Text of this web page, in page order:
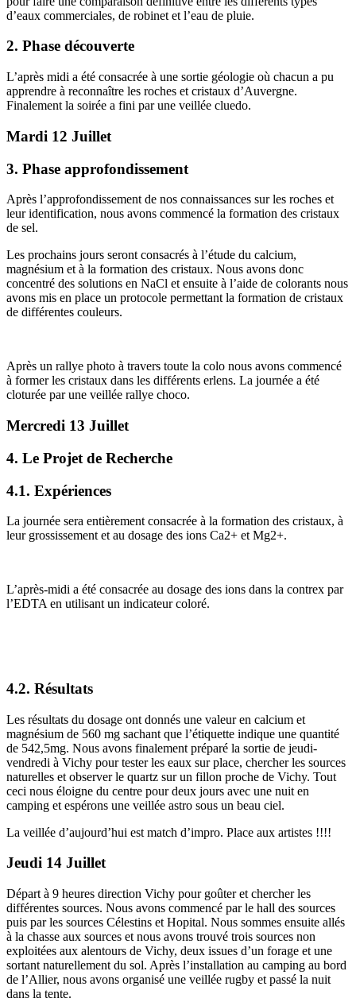
d’eaux commerciales, de robinet et l’eau de pluie.
2. Phase découverte
L’après midi a été consacrée à une sortie géologie où chacun a pu
apprendre à reconnaître les roches et cristaux d’Auvergne.
Finalement la soirée a fini par une veillée cluedo.
Mardi 12 Juillet
3. Phase approfondissement
Après l’approfondissement de nos connaissances sur les roches et
leur identification, nous avons commencé la formation des cristaux
de sel.
Les prochains jours seront consacrés à l’étude du calcium,
magnésium et à la formation des cristaux. Nous avons donc
concentré des solutions en NaCl et ensuite à l’aide de colorants nous
avons mis en place un protocole permettant la formation de cristaux
de différentes couleurs.
Après un rallye photo à travers toute la colo nous avons commencé
à former les cristaux dans les différents erlens. La journée a été
cloturée par une veillée rallye choco.
Mercredi 13 Juillet
4. Le Projet de Recherche
4.1. Expériences
La journée sera entièrement consacrée à la formation des cristaux, à
leur grossissement et au dosage des ions Ca2+ et Mg2+.
L’après-midi a été consacrée au dosage des ions dans la contrex par
l’EDTA en utilisant un indicateur coloré.
4.2. Résultats
Les résultats du dosage ont donnés une valeur en calcium et
magnésium de 560 mg sachant que l’étiquette indique une quantité
de 542,5mg. Nous avons finalement préparé la sortie de jeudi-
vendredi à Vichy pour tester les eaux sur place, chercher les sources
naturelles et observer le quartz sur un fillon proche de Vichy. Tout
ceci nous éloigne du centre pour deux jours avec une nuit en
camping et espérons une veillée astro sous un beau ciel.
La veillée d’aujourd’hui est match d’impro. Place aux artistes !!!!
Jeudi 14 Juillet
Départ à 9 heures direction Vichy pour goûter et chercher les
différentes sources. Nous avons commencé par le hall des sources
puis par les sources Célestins et Hopital. Nous sommes ensuite allés
à la chasse aux sources et nous avons trouvé trois sources non
exploitées aux alentours de Vichy, deux issues d’un forage et une
sortant naturellement du sol. Après l’installation au camping au bord
de l’Allier, nous avons organisé une veillée rugby et passé la nuit
dans la tente.